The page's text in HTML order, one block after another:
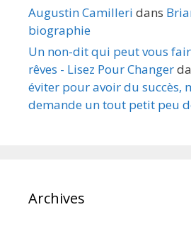
Augustin Camilleri dans
biographie
Un non-dit qui peut vous
rêves - Lisez Pour Changer
éviter pour avoir du succès,
demande un tout petit peu
Archives